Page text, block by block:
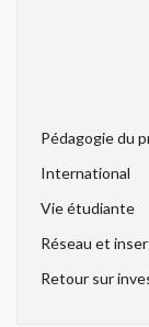
Pédagogie du
International
Vie étudiante
Réseau et
Retour sur